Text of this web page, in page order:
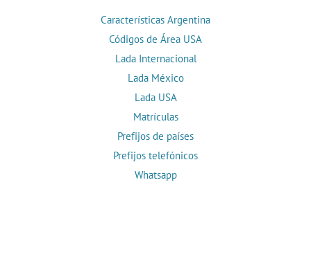
Características Argentina
Códigos de Área USA
Lada Internacional
Lada México
Lada USA
Matrículas
Prefijos de países
Prefijos telefónicos
Whatsapp